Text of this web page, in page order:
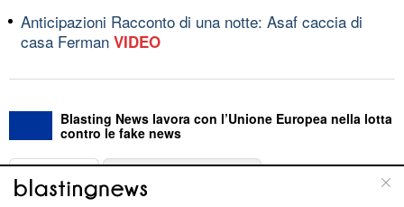
Anticipazioni Racconto di una notte: Asaf caccia di
casa Ferman VIDEO
Blasting News lavora con l’Unione Europea nella lotta
contro le fake news
ABOUT